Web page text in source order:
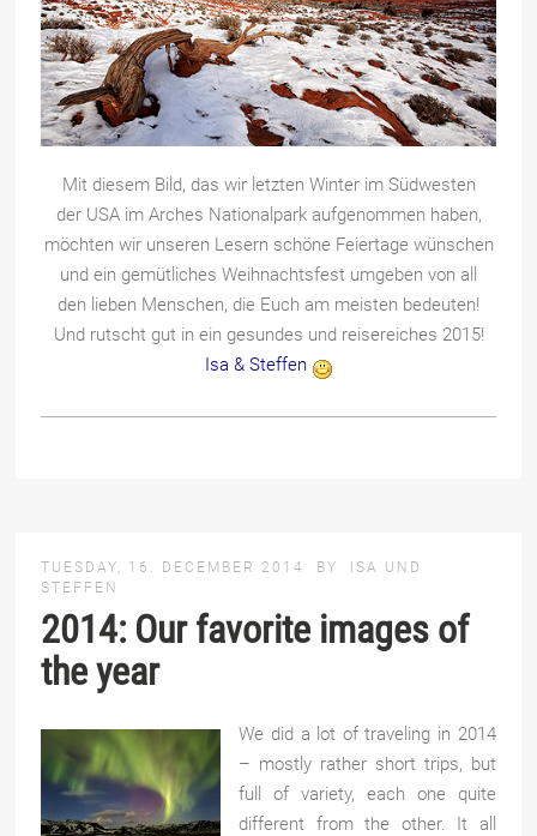
Mit diesem Bild, das wir letzten Winter im Südwesten
der USA im Arches Nationalpark aufgenommen haben,
möchten wir unseren Lesern schöne Feiertage wünschen
und ein gemütliches Weihnachtsfest umgeben von all
den lieben Menschen, die Euch am meisten bedeuten!
Und rutscht gut in ein gesundes und reisereiches 2015!
Isa & Steffen
TUESDAY, 16. DECEMBER 2014 BY
ISA UND
STEFFEN
2014: Our favorite images of
the year
We did a lot of traveling in 2014
– mostly rather short trips, but
full of variety, each one quite
different from the other. It all